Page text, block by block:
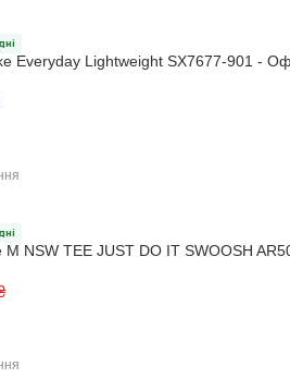
Everyday Lightweight SX7677-901 -
M NSW TEE JUST DO IT SWOOSH